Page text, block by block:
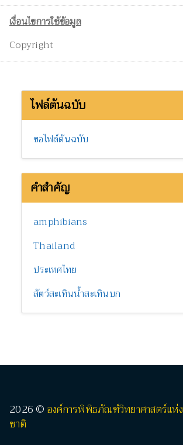
เงื่อนไขการใช้ข้อมูล
Copyright
ไฟล์ต้นฉบับ
ขอไฟล์ต้นฉบับ
คำสำคัญ
amphibians
Thailand
ประเทศไทย
สัตว์สะเทินน้ำสะเทินบก
2026 © องค์การพิพิธภัณฑ์วิทยาศาสตร์แห่ง
ชาติ